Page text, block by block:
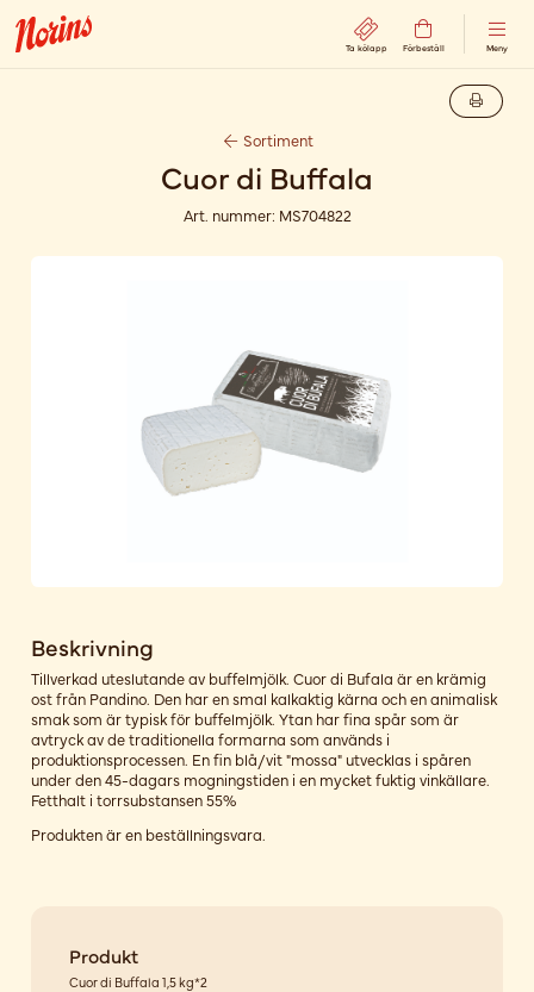
Ta kölapp Förbeställ Meny
Sortiment
Cuor di Buffala
Art. nummer: MS704822
Beskrivning
Tillverkad uteslutande av buffelmjölk. Cuor di Bufala är en krämig
ost från Pandino. Den har en smal kalkaktig kärna och en animalisk
smak som är typisk för buffelmjölk. Ytan har fina spår som är
avtryck av de traditionella formarna som används i
produktionsprocessen. En fin blå/vit "mossa" utvecklas i spåren
under den 45-dagars mogningstiden i en mycket fuktig vinkällare.
Fetthalt i torrsubstansen 55%
Produkten är en beställningsvara.
Produkt
Cuor di Buffala 1,5 kg*2